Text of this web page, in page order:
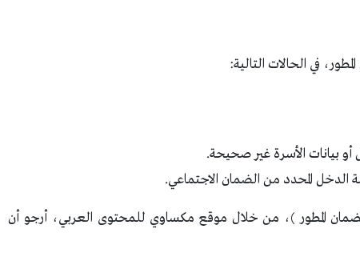
في الحالات التالية:
أو بيانات الأسرة غير صحيحة.
المحدد من الضمان الاجتماعي.
المطور )، من خلال موقع مكساوي للمحتوى العربي، أرجو أن